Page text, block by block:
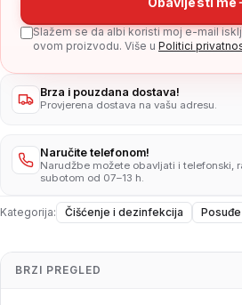
Slažem se da albi koristi moj e-mail
ovom proizvodu. Više u Politici
Brza i pouzdana dostava!
Provjerena dostava na vašu adresu.
Naručite telefonom!
Narudžbe možete obavljati i telefonski,
subotom od 07–13 h.
Kategorija: Čišćenje i dezinfekcija Posuđe
BRZI PREGLED